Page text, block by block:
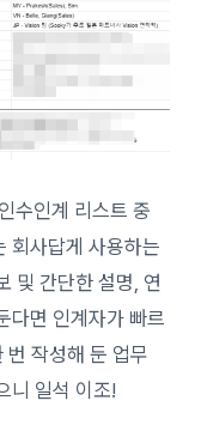
수인계 리스트 중
회사답게 사용하는
및 간단한 설명, 연
다면 인계자가 빠르
번 작성해 둔 업무
니 일석 이조!